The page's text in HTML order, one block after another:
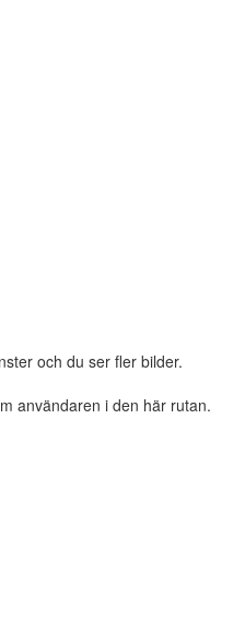
och du ser fler bilder.
användaren i den här rutan.